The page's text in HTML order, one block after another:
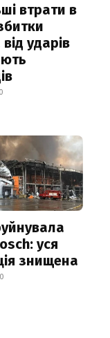
втрати в
ударів
уся
знищена